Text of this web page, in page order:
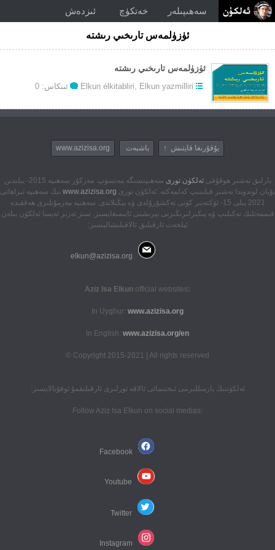
سەھىپىلەر خەتكۈچ ئىزدەش
ئۈزۈلمەس تارىخىي رىشتە
ئۈزۈلمەس تارىخىي رىشتە
Elkun élkitabliri, Elkun yazmilliri ئىنكاس: 0
يۇقۇرىغا قايتىش ↑ باشبەت www.azizisa.org
بارلىق نەشىر ھوقۇقىئەلكۈن تورى
سەھىپىسىگە مەنسۈپ. مەزكۇر سەھىپە 2015- يىلىدىن
بۇيان لوندوندا نەشىر قىلىنىپ كەلمەكتە. ئەلكۈن تورى www.azizisa.org نىڭ سەھىپە ئىزاھاتى
2021 يىلى 15- ئۆكتەبىر كۈنى تەكشۇرۇلدى ۋە يېڭىلاندى. سەھىپە مەزمۇنلىرى ھەققىدە
قىممەتلىك تەكىلىپ ۋە پىكىرلىرىڭىزنى بېرىشنى ئايىمىغايسىز. سىز ئەزىز ئەيسا ئەلكۈن بىلەن
ئېلخەت ئارقىلىق ئالاقىلىشاليسىز:
:Aziz Isa Elkun
official websites
In Uyghur: www.azizisa.org
In English: www.azizisa.org/en
Copyright 2015-2021 | All rights reserved ©
ئەلكۈننىڭ يازمىللىرىنى ئىجتىمائى ئالاقە تورلىرى ئارقىلىقمۇ ئوقۇيالايسىز:
:Follow Aziz Isa Elkun on social medias